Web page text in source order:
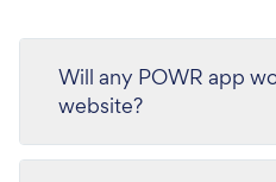
Will any POWR app
website?